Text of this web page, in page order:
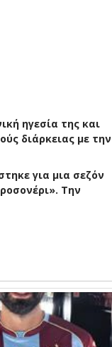
ηγεσία της και
διάρκειας με την
για μια σεζόν
Την